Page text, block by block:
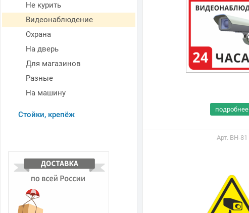
Не курить
Видеонаблюдение
Охрана
На дверь
Для магазинов
Разные
На машину
Стойки, крепёж
подробнее
Арт. ВН-81